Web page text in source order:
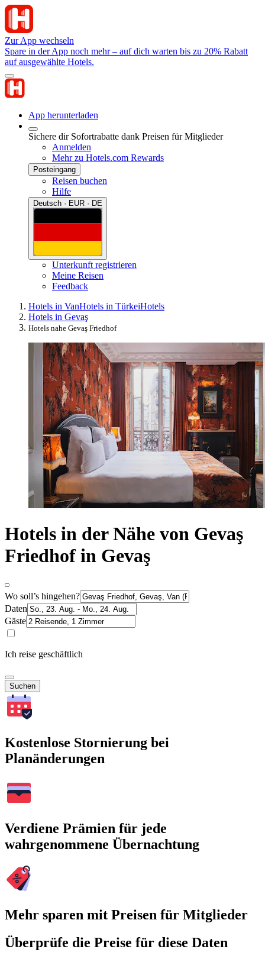
Zur App wechseln
Spare in der App noch mehr – auf dich warten bis zu 20% Rabatt
auf ausgewählte Hotels.
App herunterladen
Sichere dir Sofortrabatte dank Preisen für Mitglieder
Anmelden
Mehr zu Hotels.com Rewards
Posteingang
Reisen buchen
Hilfe
Deutsch · EUR · DE
Unterkunft registrieren
Meine Reisen
Feedback
Hotels in VanHotels in TürkeiHotels
Hotels in Gevaş
Hotels nahe Gevaş Friedhof
Hotels in der Nähe von Gevaş
Friedhof in Gevaş
Wo soll’s hingehen?
Daten
Gäste
Ich reise geschäftlich
Suchen
Kostenlose Stornierung bei
Planänderungen
Verdiene Prämien für jede
wahrgenommene Übernachtung
Mehr sparen mit Preisen für Mitglieder
Überprüfe die Preise für diese Daten